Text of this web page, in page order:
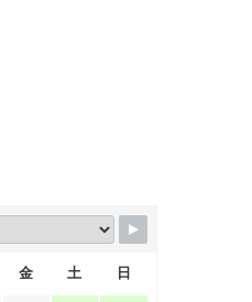
金 土 日